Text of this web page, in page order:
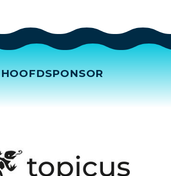
HOOFDSPONSOR